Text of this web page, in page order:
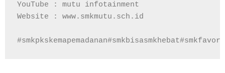
YouTube : mutu infotainment
Website : www.smkmutu.sch.id